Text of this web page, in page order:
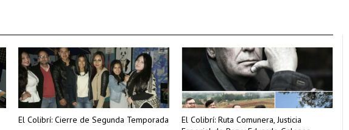
El Colibrí: Cierre de Segunda Temporada
El Colibrí: Ruta Comunera, Justicia